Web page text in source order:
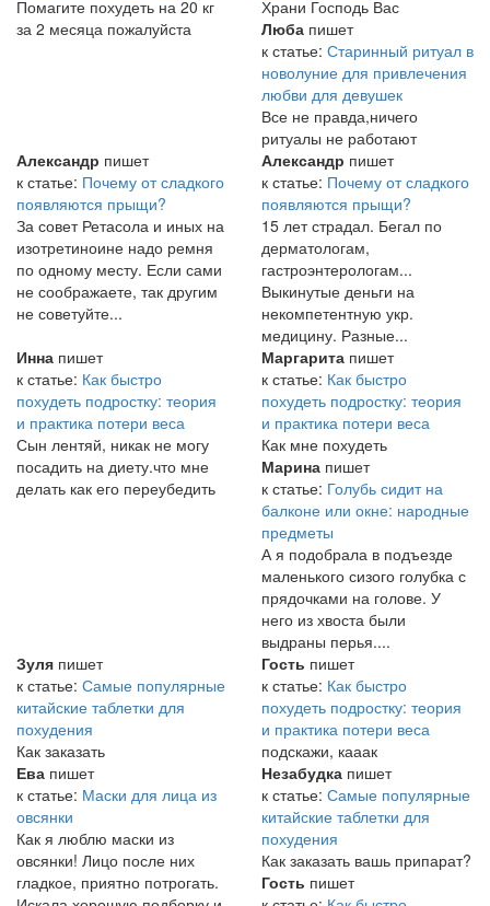
Помагите похудеть на 20 кг
за 2 месяца пожалуйста
Храни Господь Вас
Люба пишет
к статье: Старинный ритуал в
новолуние для привлечения
любви для девушек
Все не правда,ничего
ритуалы не работают
Александр пишет
к статье: Почему от сладкого
появляются прыщи?
За совет Ретасола и иных на
изотретиноине надо ремня
по одному месту. Если сами
не соображаете, так другим
не советуйте...
Александр пишет
к статье: Почему от сладкого
появляются прыщи?
15 лет страдал. Бегал по
дерматологам,
гастроэнтерологам...
Выкинутые деньги на
некомпетентную укр.
медицину. Разные...
Инна пишет
к статье: Как быстро
похудеть подростку: теория
и практика потери веса
Сын лентяй, никак не могу
посадить на диету.что мне
делать как его переубедить
Маргарита пишет
к статье: Как быстро
похудеть подростку: теория
и практика потери веса
Как мне похудеть
Марина пишет
к статье: Голубь сидит на
балконе или окне: народные
предметы
А я подобрала в подъезде
маленького сизого голубка с
прядочками на голове. У
него из хвоста были
выдраны перья....
Зуля пишет
к статье: Самые популярные
китайские таблетки для
похудения
Как заказать
Гость пишет
к статье: Как быстро
похудеть подростку: теория
и практика потери веса
подскажи, кааак
Ева пишет
к статье: Маски для лица из
овсянки
Как я люблю маски из
овсянки! Лицо после них
гладкое, приятно потрогать.
Незабудка пишет
к статье: Самые популярные
китайские таблетки для
похудения
Как заказать вашь припарат?
Гость пишет